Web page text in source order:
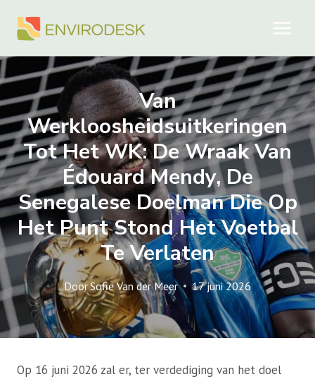
naar
Van
Werkloosheidsuitkeringen
Tot Het WK: De Wraak Van
Édouard Mendy, De
Senegalese Doelman Die Op
Het Punt Stond Het Voetbal
Te Verlaten
DoorSofie Van der Meer 17 juni 2026
Op 16 juni 2026 zal er, ter verdediging van het doel